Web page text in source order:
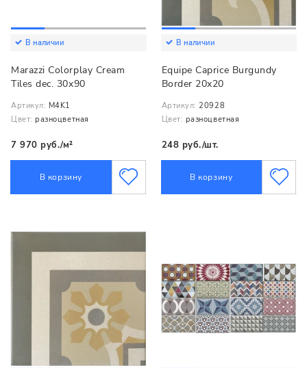
В наличии
Marazzi Colorplay Cream
Tiles dec. 30x90
Артикул: M4K1
Цвет: разноцветная
7 970 руб./м²
В корзину
В наличии
Equipe Caprice Burgundy
Border 20x20
Артикул: 20928
Цвет: разноцветная
248 руб./шт.
В корзину